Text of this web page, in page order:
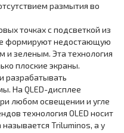
размытия во
точках с подсветкой из
формируют недостающую
и зеленым. Эта технология
плоские экраны.
разрабатывать
На QLED-дисплее
любом освещении и угле
технология OLED носит
называется Triluminos, а у